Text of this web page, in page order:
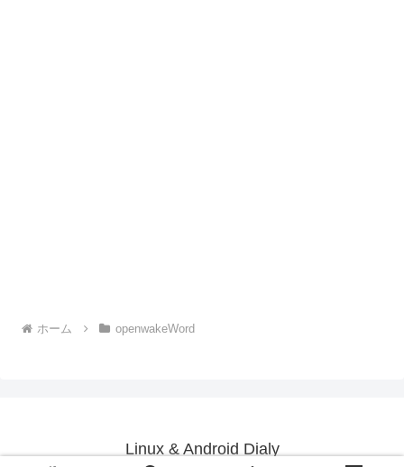
ホーム openwakeWord
Linux & Android Dialy